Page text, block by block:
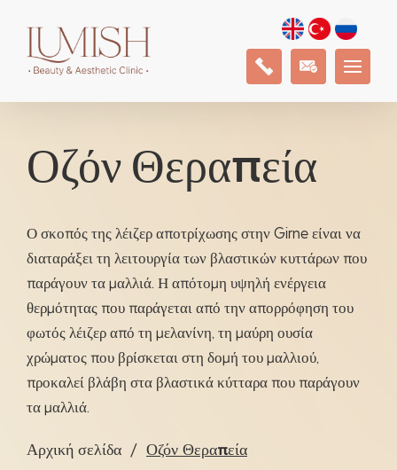
Οζόν Θεραπεία
Ο σκοπός της λέιζερ αποτρίχωσης στην Girne είναι να
διαταράξει τη λειτουργία των βλαστικών κυττάρων που
παράγουν τα μαλλιά. Η απότομη υψηλή ενέργεια
θερμότητας που παράγεται από την απορρόφηση του
φωτός λέιζερ από τη μελανίνη, τη μαύρη ουσία
χρώματος που βρίσκεται στη δομή του μαλλιού,
προκαλεί βλάβη στα βλαστικά κύτταρα που παράγουν
τα μαλλιά.
Αρχική σελίδα Οζόν Θεραπεία